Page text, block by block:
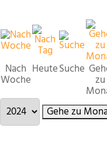
Nach
Woche
HeuteSuche
zu
Gehe zu